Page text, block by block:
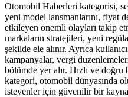
Otomobil Haberleri kategorisi,
yeni model lansmanlarını, fiyat
etkileyen önemli olayları takip
markaların stratejileri, yeni
şekilde ele alınır. Ayrıca
kampanyalar, vergi
bölümde yer alır. Hızlı ve
kategori, otomobil dünyasında
isteyenler için güvenilir bir